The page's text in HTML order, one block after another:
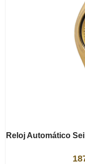
Reloj Automático